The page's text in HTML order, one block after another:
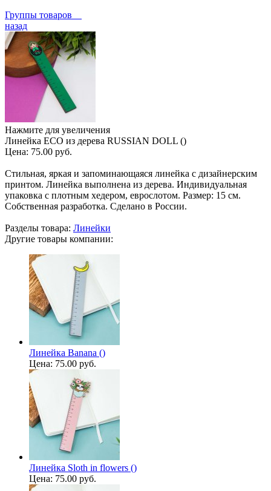
Группы товаров
назад
Нажмите для увеличения
Линейка ECO из дерева RUSSIAN DOLL ()
Цена: 75.00 руб.
Стильная, яркая и запоминающаяся линейка с дизайнерским
принтом. Линейка выполнена из дерева. Индивидуальная
упаковка с плотным хедером, еврослотом. Размер: 15 см.
Собственная разработка. Сделано в России.
Разделы товара: Линейки
Другие товары компании:
Линейка Banana ()
Цена: 75.00 руб.
Линейка Sloth in flowers ()
Цена: 75.00 руб.